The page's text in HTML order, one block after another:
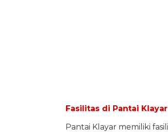
Fasilitas di Pantai Klayar
Pantai Klayar memiliki